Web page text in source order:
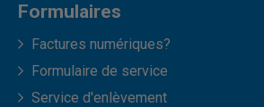
Formulaires
Factures numériques?
Formulaire de service
Service d'enlèvement